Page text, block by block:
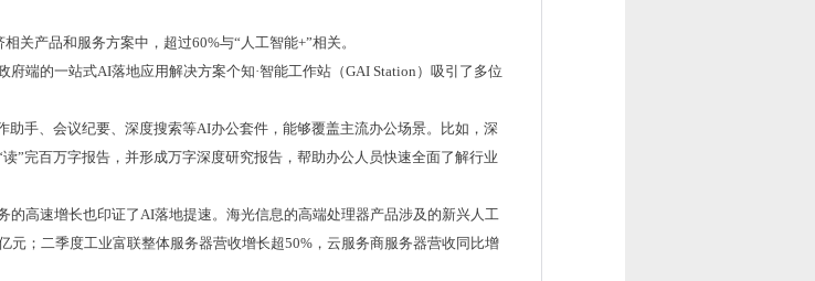
关产品和服务方案中，超过60%与“人工智能+”相关。
端的一站式AI落地应用解决方案个知·智能工作站（GAI Station）吸引了多位
助手、会议纪要、深度搜索等AI办公套件，能够覆盖主流办公场景。比如，深
”完百万字报告，并形成万字深度研究报告，帮助办公人员快速全面了解行业
的高速增长也印证了AI落地提速。海光信息的高端处理器产品涉及的新兴人工
元；二季度工业富联整体服务器营收增长超50%，云服务商服务器营收同比增